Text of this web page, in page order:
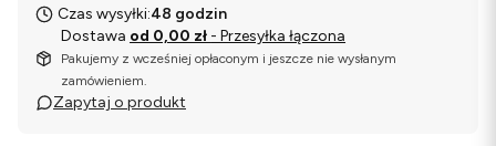
Czas wysyłki:48 godzin
Dostawa od 0,00 zł - Przesyłka łączona
Pakujemy z wcześniej opłaconym i jeszcze nie wysłanym
zamówieniem.
Zapytaj o produkt